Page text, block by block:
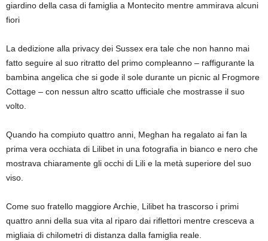
giardino della casa di famiglia a Montecito mentre ammirava alcuni
fiori
La dedizione alla privacy dei Sussex era tale che non hanno mai
fatto seguire al suo ritratto del primo compleanno – raffigurante la
bambina angelica che si gode il sole durante un picnic al Frogmore
Cottage – con nessun altro scatto ufficiale che mostrasse il suo
volto.
Quando ha compiuto quattro anni, Meghan ha regalato ai fan la
prima vera occhiata di Lilibet in una fotografia in bianco e nero che
mostrava chiaramente gli occhi di Lili e la metà superiore del suo
viso.
Come suo fratello maggiore Archie, Lilibet ha trascorso i primi
quattro anni della sua vita al riparo dai riflettori mentre cresceva a
migliaia di chilometri di distanza dalla famiglia reale.